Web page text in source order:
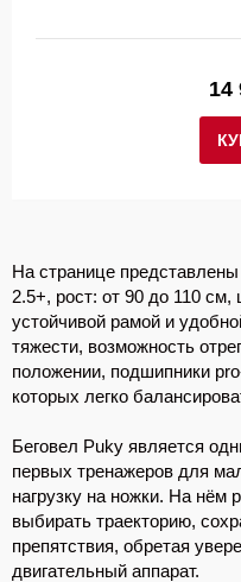
14
На странице
2.5+, рост: от 90 до 110
устойчивой рамой и
тяжести, возможность
положении, подшипники
которых легко
Беговел Puky является
первых тренажеров для
нагрузку на ножки. На нём
выбирать траекторию,
препятствия, обретая
двигательный аппарат.